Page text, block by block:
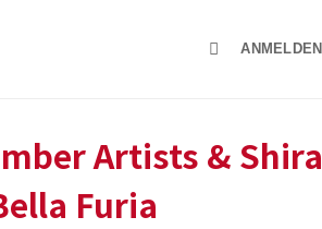
ANMELDEN
Artists & Shira
Furia